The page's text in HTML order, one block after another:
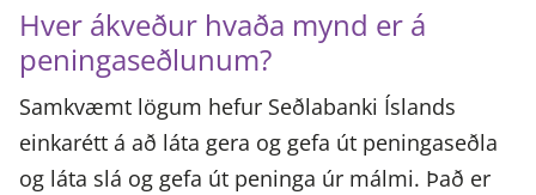
Hver ákveður hvaða mynd er á
peningaseðlunum?
Samkvæmt lögum hefur Seðlabanki Íslands
einkarétt á að láta gera og gefa út peningaseðla
og láta slá og gefa út peninga úr málmi. Það er